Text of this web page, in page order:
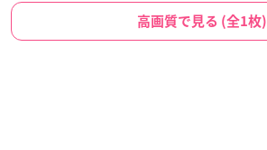
高画質で見る (全1枚)